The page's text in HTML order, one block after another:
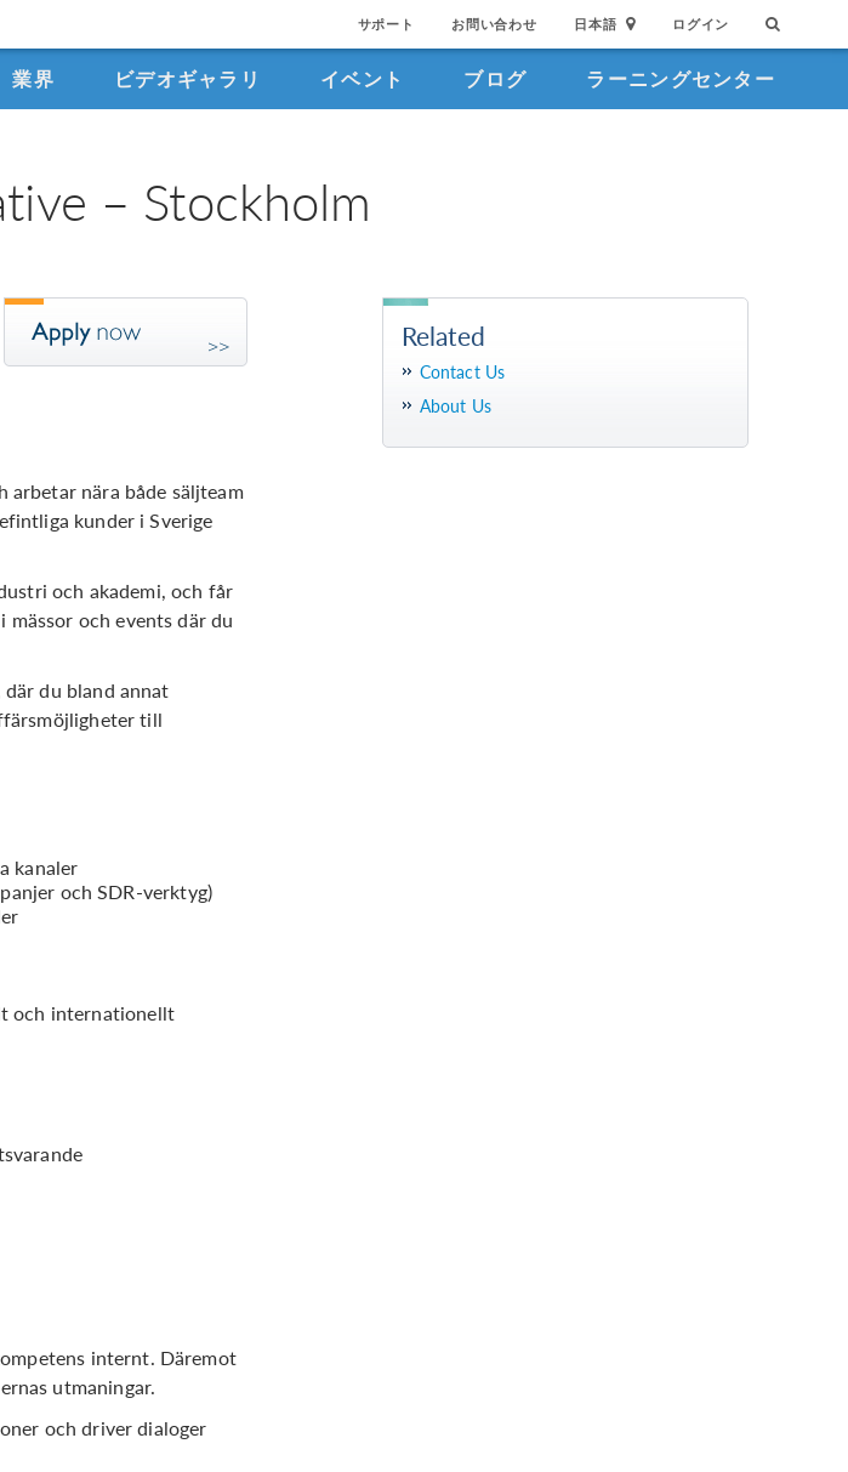
サポート お問い合わせ 日本語 ログイン
業界 ビデオギャラリ イベント ブログ ラーニングセンター
– Stockholm
Related
Contact Us
About Us
arbetar nära både säljteam
kunder i Sverige
och akademi, och får
och events där du
du bland annat
till
kanaler
och SDR-verktyg)
och internationellt
internt. Däremot
utmaningar.
och driver dialoger